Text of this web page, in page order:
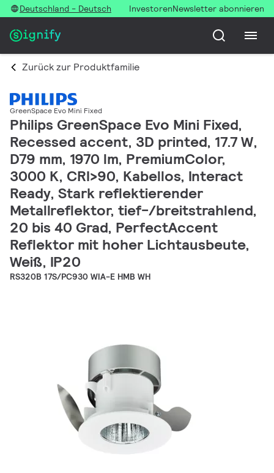
Deutschland - Deutsch InvestorenNewsletter abonnieren
Zurück zur Produktfamilie
GreenSpace Evo Mini Fixed
Philips GreenSpace Evo Mini Fixed,
Recessed accent, 3D printed, 17.7 W,
D79 mm, 1970 lm, PremiumColor,
3000 K, CRI>90, Kabellos, Interact
Ready, Stark reflektierender
Metallreflektor, tief-/breitstrahlend,
20 bis 40 Grad, PerfectAccent
Reflektor mit hoher Lichtausbeute,
Weiß, IP20
RS320B 17S/PC930 WIA-E HMB WH